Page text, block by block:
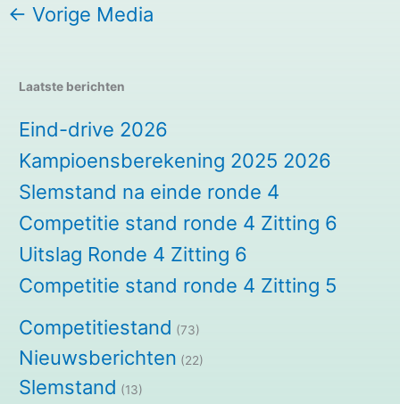
← Vorige Media
Laatste berichten
Eind-drive 2026
Kampioensberekening 2025 2026
Slemstand na einde ronde 4
Competitie stand ronde 4 Zitting 6
Uitslag Ronde 4 Zitting 6
Competitie stand ronde 4 Zitting 5
Competitiestand (73)
Nieuwsberichten (22)
Slemstand (13)